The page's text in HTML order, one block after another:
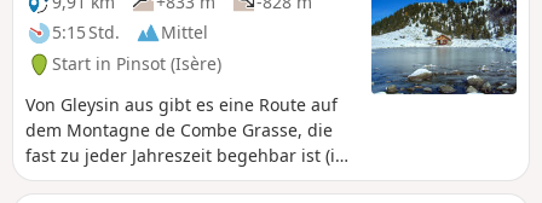
5:15 Std.
Mittel
Start in Pinsot (Isère)
Von Gleysin aus gibt es eine Route auf
dem Montagne de Combe Grasse, die
fast zu jeder Jahreszeit begehbar ist (im
Winter mit Schneeschuhen) und freie